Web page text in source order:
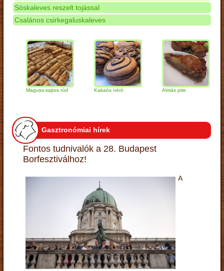
Sóskaleves reszelt tojással
Csalános csirkegaluskaleves
Magvas-sajtos rúd Kakaós néró Almás pite
Gasztronómiai hírek
Fontos tudnivalók a 28. Budapest
Borfesztiválhoz!
A